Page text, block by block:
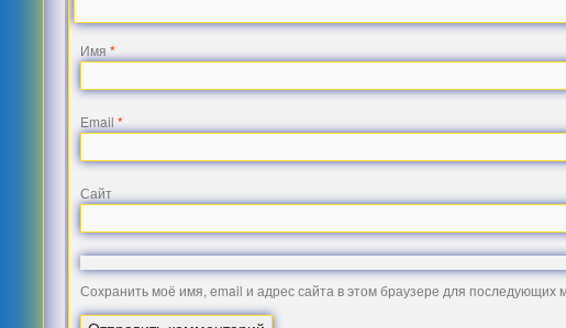
Имя*
Email*
Сайт
Сохранить моё имя, email и адрес сайта в этом браузере для последующих